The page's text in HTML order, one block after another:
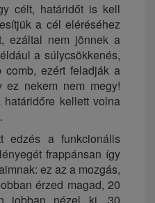
célt, határidőt is kell
a cél eléréséhez
ezáltal nem jönnek a
a súlycsökkenés,
comb, ezért feladják a
ez nekem nem megy!
kellett volna
edzés a funkcionális
frappánsan így
ez az a mozgás,
érzed magad, 20